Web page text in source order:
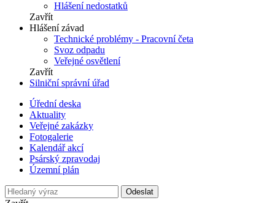
Hlášení nedostatků
Zavřít
Hlášení závad
Technické problémy - Pracovní četa
Svoz odpadu
Veřejné osvětlení
Zavřít
Silniční správní úřad
Úřední deska
Aktuality
Veřejné zakázky
Fotogalerie
Kalendář akcí
Psárský zpravodaj
Územní plán
Odeslat